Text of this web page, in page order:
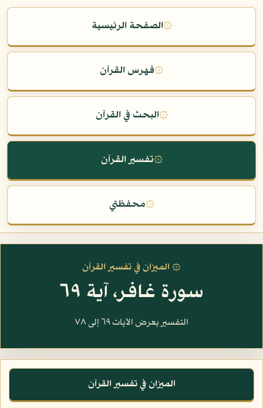
۞الصفحة الرئيسية
۞فهرس القرآن
۞البحث في القرآن
۞تفسير القرآن
۞محفظتي
۞ الميزان في تفسير القرآن
سورة غافر، آية ٦٩
التفسير يعرض الآيات ٦٩ إلى ٧٨
الميزان في تفسير القرآن